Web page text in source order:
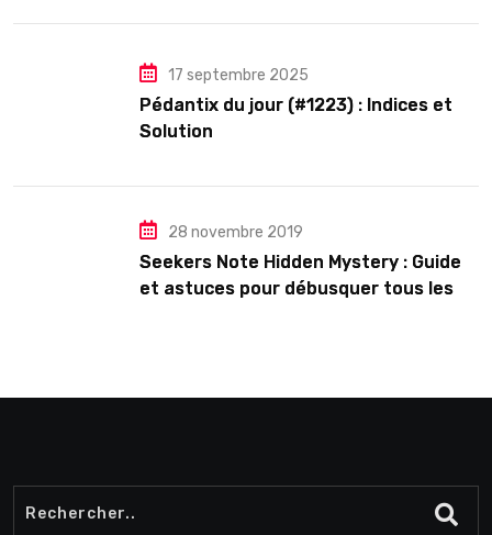
17 septembre 2025
Pédantix du jour (#1223) : Indices et
Solution
28 novembre 2019
Seekers Note Hidden Mystery : Guide
et astuces pour débusquer tous les